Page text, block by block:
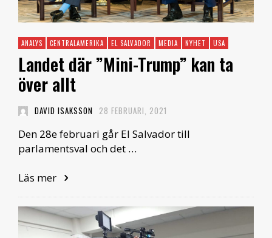
ANALYS CENTRALAMERIKA EL SALVADOR MEDIA NYHET USA
Landet där ”Mini-Trump” kan ta
över allt
DAVID ISAKSSON 28 FEBRUARI, 2021
Den 28e februari går El Salvador till
parlamentsval och det …
Läs mer